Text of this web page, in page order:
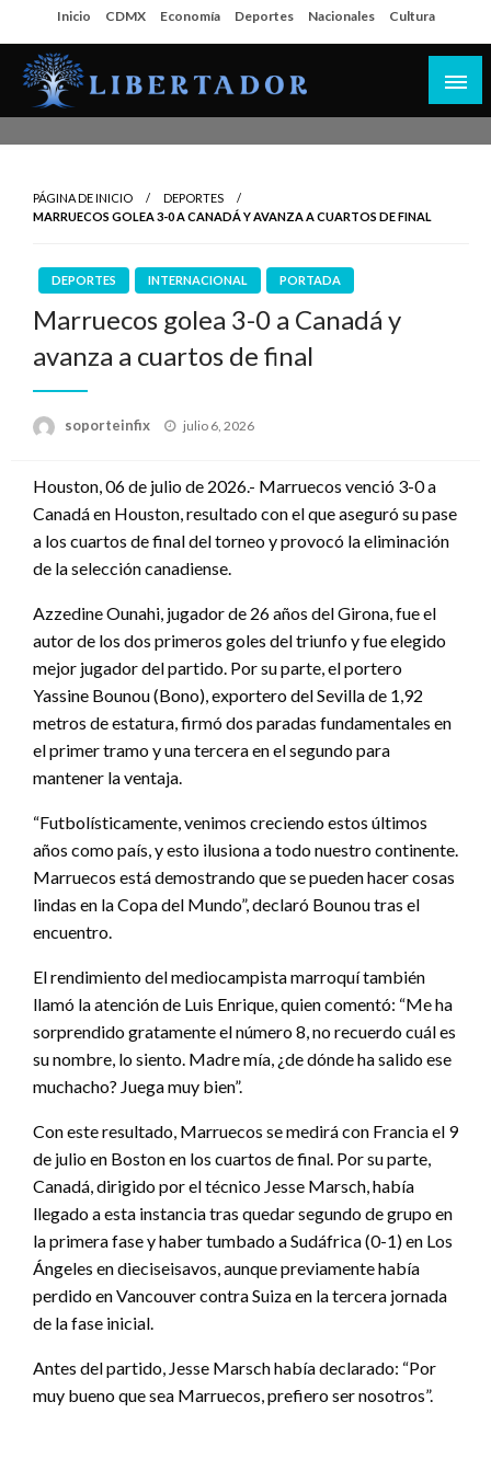
al
contenido
Inicio CDMX Economía Deportes Nacionales Cultura
PÁGINA DE INICIO
DEPORTES
MARRUECOS GOLEA 3-0 A CANADÁ Y AVANZA A CUARTOS DE FINAL
DEPORTES INTERNACIONAL PORTADA
Marruecos golea 3-0 a Canadá y
avanza a cuartos de final
soporteinfix
Publicado
julio 6, 2026
Houston, 06 de julio de 2026.- Marruecos venció 3-0 a
Canadá en Houston, resultado con el que aseguró su pase
a los cuartos de final del torneo y provocó la eliminación
de la selección canadiense.
Azzedine Ounahi, jugador de 26 años del Girona, fue el
autor de los dos primeros goles del triunfo y fue elegido
mejor jugador del partido. Por su parte, el portero
Yassine Bounou (Bono), exportero del Sevilla de 1,92
metros de estatura, firmó dos paradas fundamentales en
el primer tramo y una tercera en el segundo para
mantener la ventaja.
“Futbolísticamente, venimos creciendo estos últimos
años como país, y esto ilusiona a todo nuestro continente.
Marruecos está demostrando que se pueden hacer cosas
lindas en la Copa del Mundo”, declaró Bounou tras el
encuentro.
El rendimiento del mediocampista marroquí también
llamó la atención de Luis Enrique, quien comentó: “Me ha
sorprendido gratamente el número 8, no recuerdo cuál es
su nombre, lo siento. Madre mía, ¿de dónde ha salido ese
muchacho? Juega muy bien”.
Con este resultado, Marruecos se medirá con Francia el 9
de julio en Boston en los cuartos de final. Por su parte,
Canadá, dirigido por el técnico Jesse Marsch, había
llegado a esta instancia tras quedar segundo de grupo en
la primera fase y haber tumbado a Sudáfrica (0-1) en Los
Ángeles en dieciseisavos, aunque previamente había
perdido en Vancouver contra Suiza en la tercera jornada
de la fase inicial.
Antes del partido, Jesse Marsch había declarado: “Por
muy bueno que sea Marruecos, prefiero ser nosotros”.